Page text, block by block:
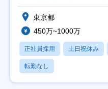
東京都
450万~1000万
正社員採用 土日祝休み
転勤なし